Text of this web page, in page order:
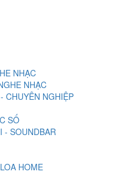
NHẠC
NHẠC
CHUYÊN NGHIỆP
SỐ
- SOUNDBAR
HOME